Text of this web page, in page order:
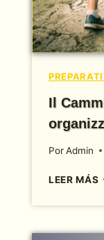
Il
PorAdmin
LEER MÁS